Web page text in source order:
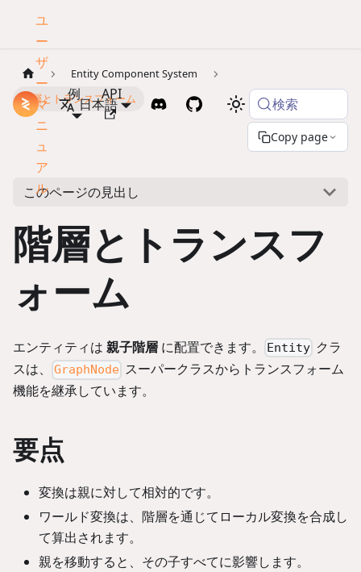
ドキュメント
ユ
ー
ザ
ー
マ
ニ
ュ
ア
ル
例 API
日本語 検索
Entity Component System
階層とトランスフォーム
Copy page
このページの見出し
階層とトランスフ
ォーム
エンティティは 親子階層 に配置できます。 Entity クラ
スは、
GraphNode スーパークラスからトランスフォーム
機能を継承しています。
要点
変換は親に対して相対的です。
ワールド変換は、階層を通じてローカル変換を合成し
て算出されます。
親を移動すると、その子すべてに影響します。